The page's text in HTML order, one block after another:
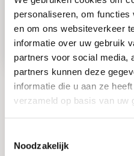
personaliseren, om
en om ons websiteverkeer
informatie over uw gebruik
partners voor social media,
partners kunnen deze
informatie die u aan ze
verzameld op basis van uw
Noodzakelijk
Leuke Paasactie!
Raad en win een heerlijke